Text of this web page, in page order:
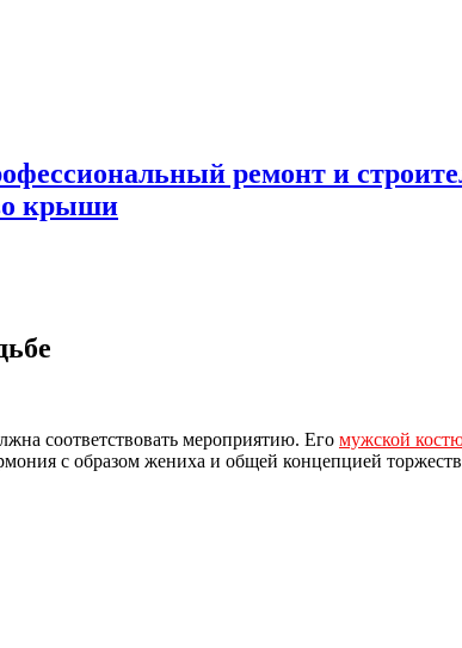
ремонт и
крыши
соответствовать мероприятию. Его мужской
с образом жениха и общей концепцией